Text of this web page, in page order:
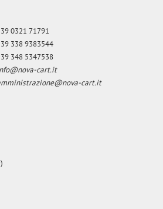
0321 71791
338 9383544
348 5347538
cart.it
cart.it